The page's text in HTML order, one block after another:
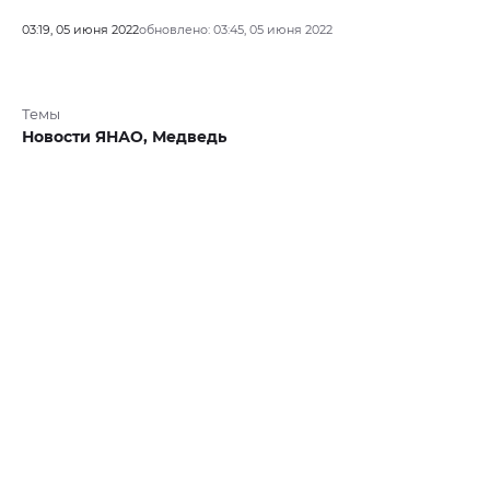
03:19, 05 июня 2022обновлено: 03:45, 05 июня 2022
Темы
Новости ЯНАО, Медведь